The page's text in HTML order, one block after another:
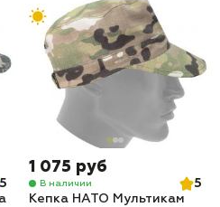
5
1 075 руб
В наличии
5
Кепка НАТО Мультикам